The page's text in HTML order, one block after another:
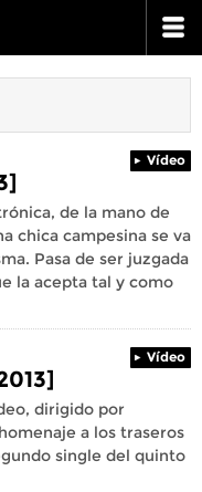
Vídeo
de la mano de
chica campesina se va
Pasa de ser juzgada
la acepta tal y como
Vídeo
dirigido por
a los traseros
single del quinto